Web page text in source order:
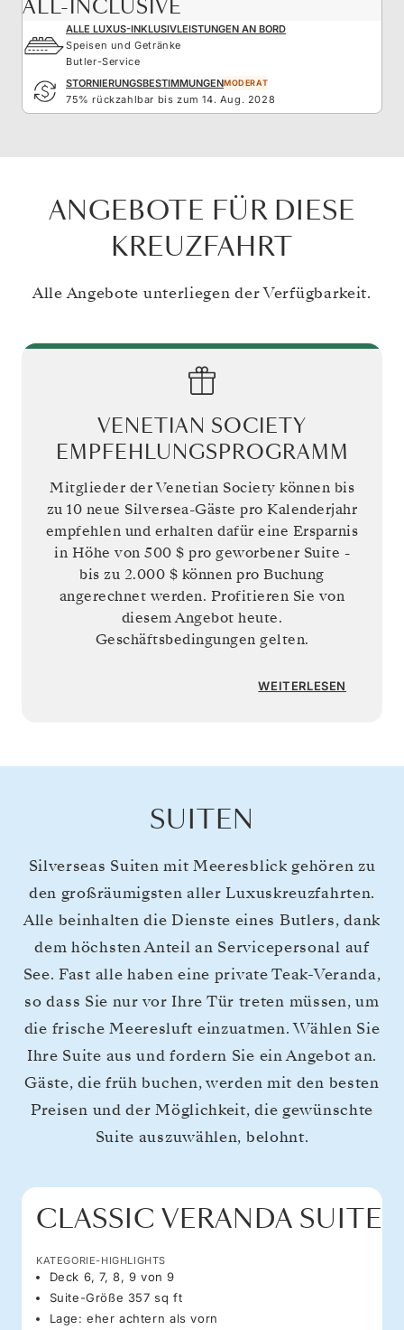
ALL-INCLUSIVE
ALLE LUXUS-INKLUSIVLEISTUNGEN AN BORD
Speisen und Getränke
Butler-Service
STORNIERUNGSBESTIMMUNGENMODERAT
75% rückzahlbar bis zum 14. Aug. 2028
ANGEBOTE FÜR DIESE
KREUZFAHRT
Alle Angebote unterliegen der Verfügbarkeit.
VENETIAN SOCIETY
EMPFEHLUNGSPROGRAMM
Mitglieder der Venetian Society können bis
zu 10 neue Silversea-Gäste pro Kalenderjahr
empfehlen und erhalten dafür eine Ersparnis
in Höhe von 500 $ pro geworbener Suite -
bis zu 2.000 $ können pro Buchung
angerechnet werden. Profitieren Sie von
diesem Angebot heute.
Geschäftsbedingungen gelten.
WEITERLESEN
SUITEN
Silverseas Suiten mit Meeresblick gehören zu
den großräumigsten aller Luxuskreuzfahrten.
Alle beinhalten die Dienste eines Butlers, dank
dem höchsten Anteil an Servicepersonal auf
See. Fast alle haben eine private Teak-Veranda,
so dass Sie nur vor Ihre Tür treten müssen, um
die frische Meeresluft einzuatmen. Wählen Sie
Ihre Suite aus und fordern Sie ein Angebot an.
Gäste, die früh buchen, werden mit den besten
Preisen und der Möglichkeit, die gewünschte
Suite auszuwählen, belohnt.
CLASSIC VERANDA SUITE
KATEGORIE-HIGHLIGHTS
Deck 6, 7, 8, 9 von 9
Suite-Größe 357 sq ft
Lage: eher achtern als vorn